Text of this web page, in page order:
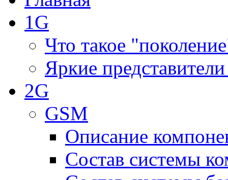
1G
Что такое
Яркие
2G
GSM
Описание
Состав системы